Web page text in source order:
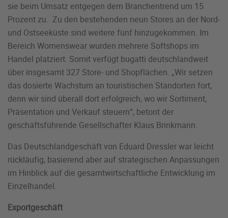
sie beim Umsatz entgegen dem Branchentrend um 15
Prozent zu. Zu den bestehenden neun Stores an der Nord-
und Ostseeküste sind weitere fünf hinzugekommen. Im
Bereich Womenswear wurden mehrere Softshops im
Handel platziert. Somit verfügt bugatti deutschlandweit
über insgesamt 327 Store- und Shopflächen. „Wir setzen
das dosierte Wachstum an touristischen Standorten fort,
denn wir sind überall dort erfolgreich, wo wir Sortiment,
Präsentation und Verkauf steuern“, betont der
geschäftsführende Gesellschafter Klaus Brinkmann.
Das Deutschlandgeschäft von Eduard Dressler war leicht
rückläufig, basierend aber auf strategischen Anpassungen
im Hinblick auf die gesamtwirtschaftliche Entwicklung im
Einzelhandel.
Exportgeschäft